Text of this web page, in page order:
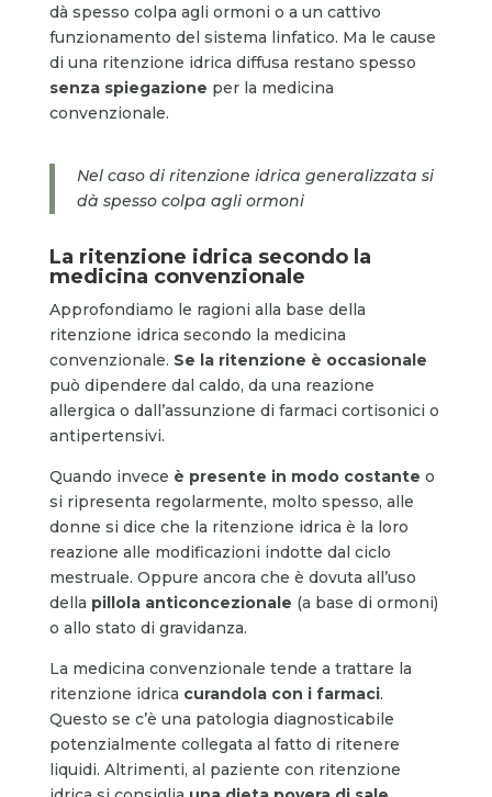
dà spesso colpa agli ormoni o a un cattivo
funzionamento del sistema linfatico. Ma le cause
di una ritenzione idrica diffusa restano spesso
senza spiegazione per la medicina
convenzionale.
Nel caso di ritenzione idrica generalizzata si
dà spesso colpa agli ormoni
La ritenzione idrica secondo la
medicina convenzionale
Approfondiamo le ragioni alla base della
ritenzione idrica secondo la medicina
convenzionale. Se la ritenzione è occasionale
può dipendere dal caldo, da una reazione
allergica o dall’assunzione di farmaci cortisonici o
antipertensivi.
Quando invece è presente in modo costante o
si ripresenta regolarmente, molto spesso, alle
donne si dice che la ritenzione idrica è la loro
reazione alle modificazioni indotte dal ciclo
mestruale. Oppure ancora che è dovuta all’uso
della pillola anticoncezionale (a base di ormoni)
o allo stato di gravidanza.
La medicina convenzionale tende a trattare la
ritenzione idrica curandola con i farmaci.
Questo se c’è una patologia diagnosticabile
potenzialmente collegata al fatto di ritenere
liquidi. Altrimenti, al paziente con ritenzione